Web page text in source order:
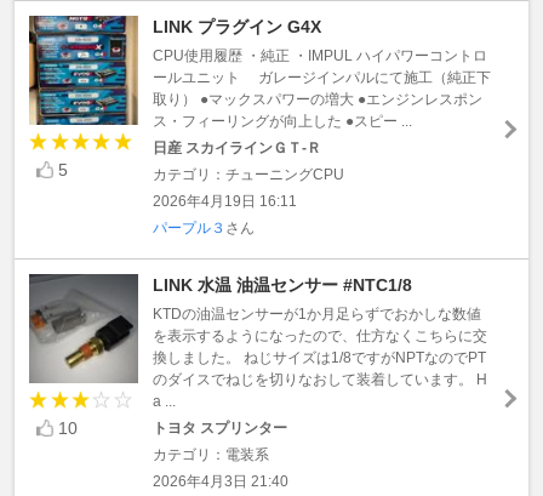
5
LINK プラグイン G4X
CPU使用履歴 ・純正 ・IMPUL ハイパワーコントロ
ールユニット ガレージインパルにて施工（純正下
取り） ●マックスパワーの増大 ●エンジンレスポン
ス・フィーリングが向上した ●スピー ...
日産 スカイラインＧＴ‐Ｒ
カテゴリ：チューニングCPU
2026年4月19日 16:11
パープル３ さん
10
LINK 水温 油温センサー #NTC1/8
KTDの油温センサーが1か月足らずでおかしな数値
を表示するようになったので、仕方なくこちらに交
換しました。 ねじサイズは1/8ですがNPTなのでPT
のダイスでねじを切りなおして装着しています。 H
a ...
トヨタ スプリンター
カテゴリ：電装系
2026年4月3日 21:40